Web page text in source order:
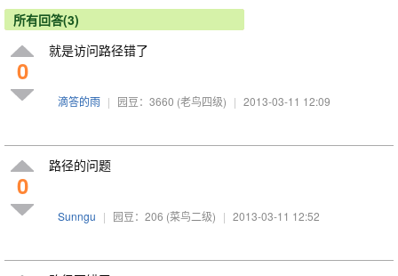
所有回答(3)
0
就是访问路径错了
滴答的雨 | 园豆：3660 (老鸟四级) | 2013-03-11 12:09
0
路径的问题
Sunngu | 园豆：206 (菜鸟二级) | 2013-03-11 12:52